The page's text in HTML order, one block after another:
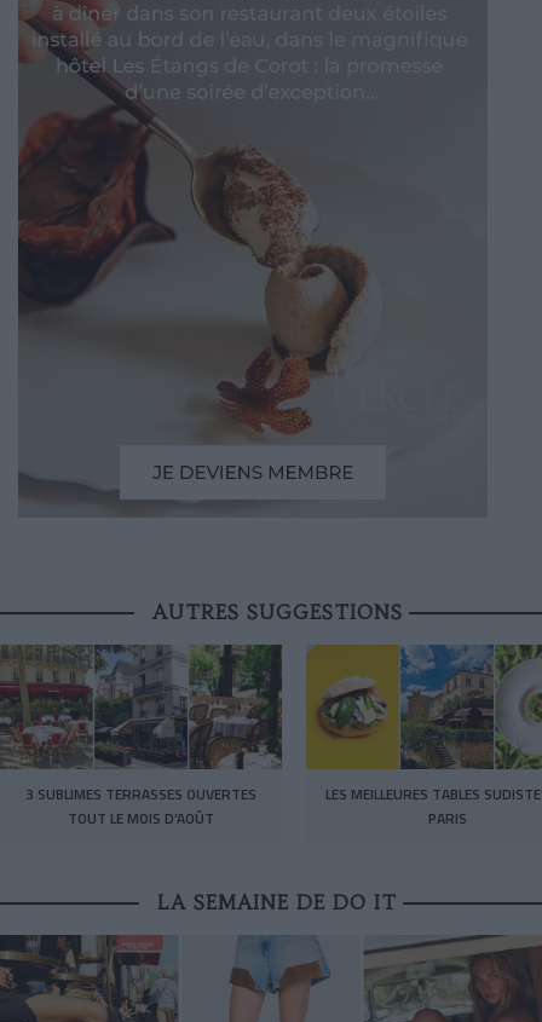
AUTRES SUGGESTIONS
3 SUBLIMES TERRASSES OUVERTES
TOUT LE MOIS D’AOÛT
LES MEILLEURES TABLES
PARIS
LA SEMAINE DE DO IT